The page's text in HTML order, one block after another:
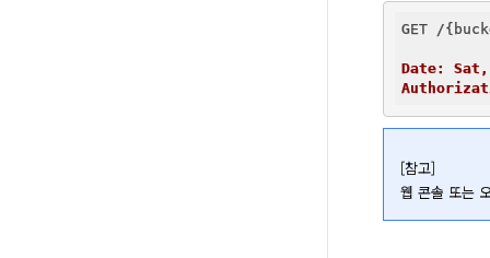
GET /
Date: Sat,
[참고]
웹 콘솔 또는